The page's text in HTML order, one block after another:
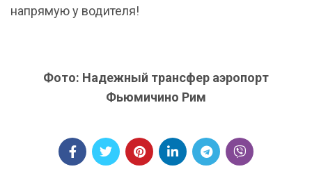
напрямую у водителя!
Фото: Надежный трансфер аэропорт
Фьюмичино Рим